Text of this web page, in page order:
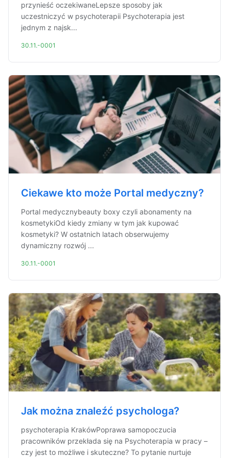
przynieść oczekiwaneLepsze sposoby jak
uczestniczyć w psychoterapii Psychoterapia jest
jednym z najsk...
30.11.-0001
Ciekawe kto może Portal medyczny?
Portal medycznybeauty boxy czyli abonamenty na
kosmetykiOd kiedy zmiany w tym jak kupować
kosmetyki? W ostatnich latach obserwujemy
dynamiczny rozwój ...
30.11.-0001
Jak można znaleźć psychologa?
psychoterapia KrakówPoprawa samopoczucia
pracowników przekłada się na Psychoterapia w pracy –
czy jest to możliwe i skuteczne? To pytanie nurtuje